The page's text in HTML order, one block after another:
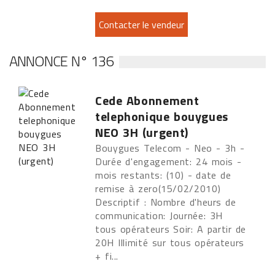
ANNONCE N° 136
Cede Abonnement
telephonique bouygues
NEO 3H (urgent)
Bouygues Telecom - Neo - 3h -
Durée d'engagement: 24 mois -
mois restants: (10) - date de
remise à zero(15/02/2010)
Descriptif : Nombre d'heurs de
communication: Journée: 3H
tous opérateurs Soir: A partir de
20H Illimité sur tous opérateurs
+ fi...